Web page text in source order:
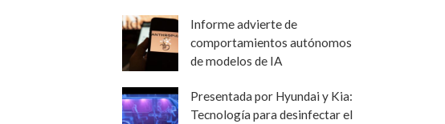
Informe advierte de
comportamientos autónomos
de modelos de IA
Presentada por Hyundai y Kia:
Tecnología para desinfectar el